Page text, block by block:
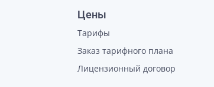
Цены
Тарифы
Заказ тарифного плана
Лицензионный договор